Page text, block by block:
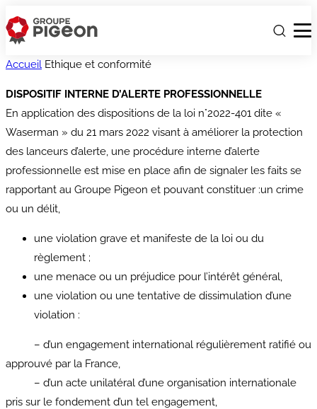
Accueil Ethique et conformité
DISPOSITIF INTERNE D’ALERTE PROFESSIONNELLE
En application des dispositions de la loi n°2022-401 dite «
Waserman » du 21 mars 2022 visant à améliorer la protection
des lanceurs d’alerte, une procédure interne d’alerte
professionnelle est mise en place afin de signaler les faits se
rapportant au Groupe Pigeon et pouvant constituer :un crime
ou un délit,
une violation grave et manifeste de la loi ou du
règlement ;
une menace ou un préjudice pour l’intérêt général,
une violation ou une tentative de dissimulation d’une
violation :
– d’un engagement international régulièrement ratifié ou
approuvé par la France,
– d’un acte unilatéral d’une organisation internationale
pris sur le fondement d’un tel engagement,